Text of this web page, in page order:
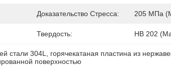
Доказательство Стресса: 205 МПа
Твердость: НВ 202
стали 304L горячекатаная пластина из
поверхностью